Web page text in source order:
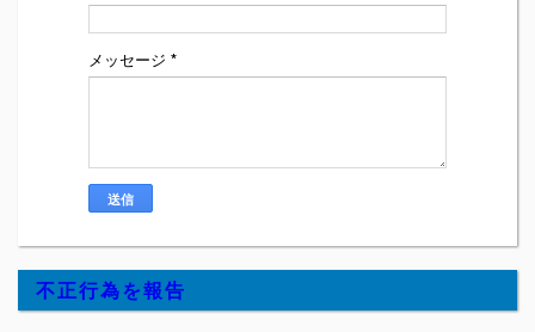
メッセージ *
不正行為を報告